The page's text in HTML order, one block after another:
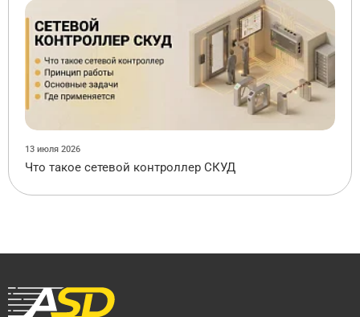
13 июля 2026
Что такое сетевой контроллер СКУД